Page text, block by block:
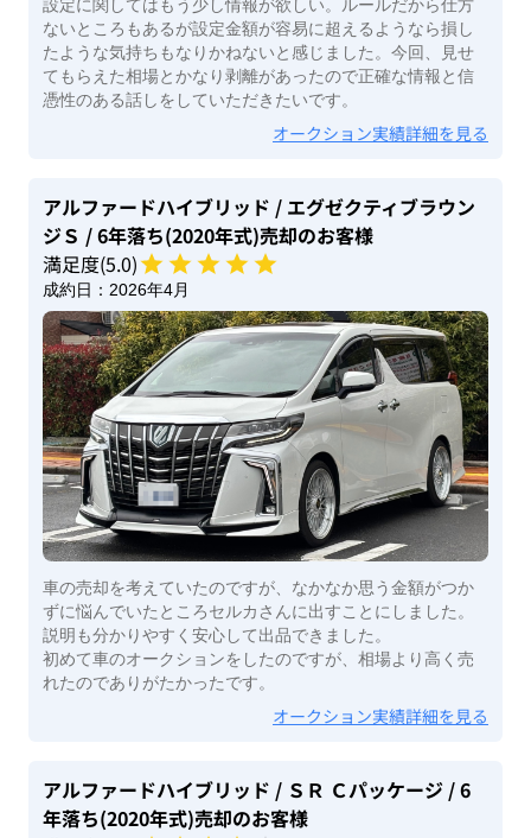
設定に関してはもう少し情報が欲しい。ルールだから仕方
ないところもあるが設定金額が容易に超えるようなら損し
たような気持ちもなりかねないと感じました。今回、見せ
てもらえた相場とかなり剥離があったので正確な情報と信
憑性のある話しをしていただきたいです。
オークション実績詳細を見る
アルファードハイブリッド / エグゼクティブラウン
ジＳ / 6年落ち(2020年式)売却のお客様
満足度(5.0)
成約日： 2026年4月
車の売却を考えていたのですが、なかなか思う金額がつか
ずに悩んでいたところセルカさんに出すことにしました。
説明も分かりやすく安心して出品できました。
初めて車のオークションをしたのですが、相場より高く売
れたのでありがたかったです。
オークション実績詳細を見る
アルファードハイブリッド / ＳＲ Ｃパッケージ / 6
年落ち(2020年式)売却のお客様